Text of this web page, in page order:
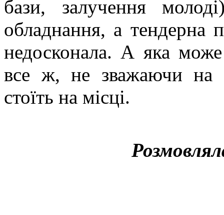
бази, залучення
обладнання, а тендерна
недосконала. А яка
все ж, не зважаючи на
стоїть на місці.